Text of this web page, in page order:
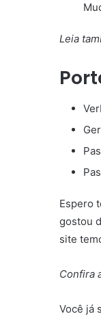
Leia
Espero
gostou
site
Confira
Você já